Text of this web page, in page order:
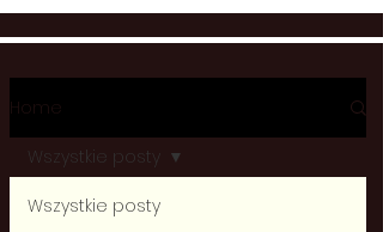
Home
Wszystkie posty
Wszystkie posty